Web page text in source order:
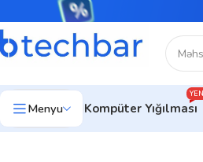
Menyu Kompüter Yığılması
Ev Telefon aksesuarları